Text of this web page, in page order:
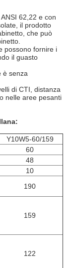
62,22 e con
il prodotto
che può
possono fornire i
il guasto
è senza
di CTI, distanza
nelle aree pesanti
Y10W5-60/159
60
48
10
190
159
122